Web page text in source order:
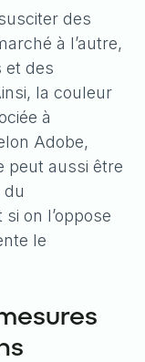
des
à l’autre,
et des
la couleur
à
Adobe,
peut aussi être
on l’oppose
le